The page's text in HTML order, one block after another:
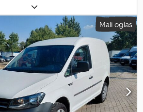
2014 Pređeno: 152.843 km Snaga: 114
ručni Euro 5 motor Broj sedišta: 9 Zupčasti
servisiran Zadnji parking senzori Grejani
Klima uređaj Odmah dostupan Dedpfx
Prodajemo Volkswagen Kombi minibuse iz
Vozilo je nedavno servisirano i zupčasti
se sa zimskim i letnjim gumama.
152843 Snaga: 114 KS Tehnički
važi do: 09.01.2028 Sopstvena masa:
sed minibus Menjač: manuelni Broj
= Namena: transport robe Serijski
Mali oglas